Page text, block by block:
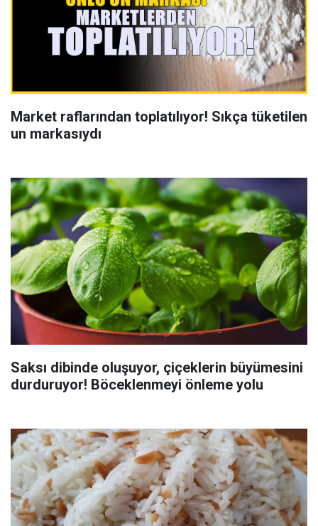
Market raflarından toplatılıyor! Sıkça tüketilen
un markasıydı
Saksı dibinde oluşuyor, çiçeklerin büyümesini
durduruyor! Böceklenmeyi önleme yolu